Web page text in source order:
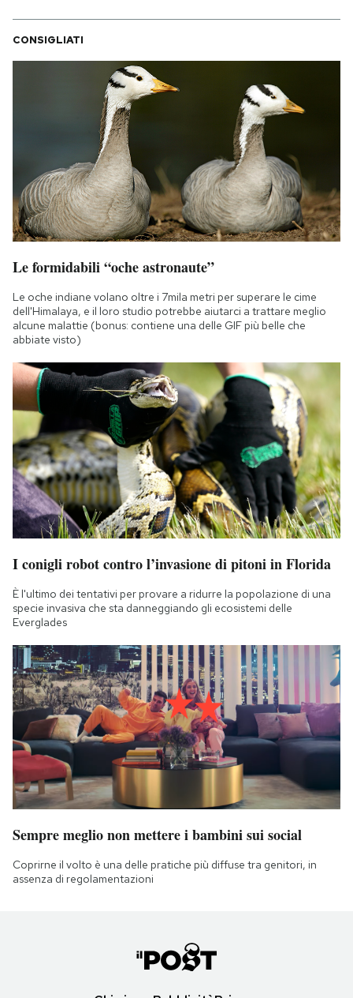
CONSIGLIATI
Le formidabili “oche astronaute”
Le oche indiane volano oltre i 7mila metri per superare le cime
dell'Himalaya, e il loro studio potrebbe aiutarci a trattare meglio
alcune malattie (bonus: contiene una delle GIF più belle che
abbiate visto)
I conigli robot contro l’invasione di pitoni in Florida
È l'ultimo dei tentativi per provare a ridurre la popolazione di una
specie invasiva che sta danneggiando gli ecosistemi delle
Everglades
Sempre meglio non mettere i bambini sui social
Coprirne il volto è una delle pratiche più diffuse tra genitori, in
assenza di regolamentazioni